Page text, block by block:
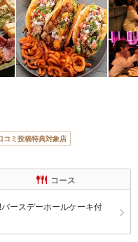
コミ投稿特典対象店
コース
ースデーホールケーキ付